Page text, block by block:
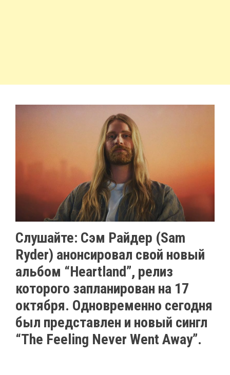
Слушайте: Сэм Райдер (Sam
Ryder) анонсировал свой новый
альбом “Heartland”, релиз
которого запланирован на 17
октября. Одновременно сегодня
был представлен и новый сингл
“The Feeling Never Went Away”.